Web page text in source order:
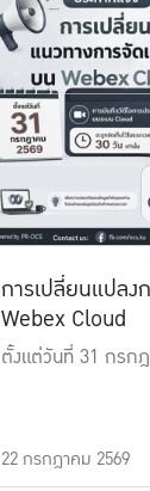
การเปลี่ยนแปลง
Webex Cloud
ตั้งแต่วันที่ 31 กรก
22 กรกฎาคม 2569